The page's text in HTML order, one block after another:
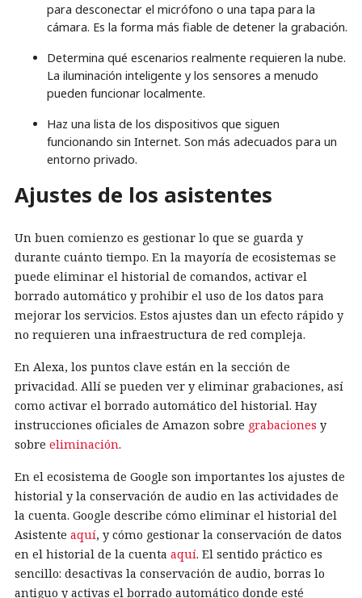
para desconectar el micrófono o una tapa para la
cámara. Es la forma más fiable de detener la grabación.
Determina qué escenarios realmente requieren la nube.
La iluminación inteligente y los sensores a menudo
pueden funcionar localmente.
Haz una lista de los dispositivos que siguen
funcionando sin Internet. Son más adecuados para un
entorno privado.
Ajustes de los asistentes
Un buen comienzo es gestionar lo que se guarda y
durante cuánto tiempo. En la mayoría de ecosistemas se
puede eliminar el historial de comandos, activar el
borrado automático y prohibir el uso de los datos para
mejorar los servicios. Estos ajustes dan un efecto rápido y
no requieren una infraestructura de red compleja.
En Alexa, los puntos clave están en la sección de
privacidad. Allí se pueden ver y eliminar grabaciones, así
como activar el borrado automático del historial. Hay
instrucciones oficiales de Amazon sobre grabaciones y
sobre eliminación.
En el ecosistema de Google son importantes los ajustes de
historial y la conservación de audio en las actividades de
la cuenta. Google describe cómo eliminar el historial del
Asistente aquí, y cómo gestionar la conservación de datos
en el historial de la cuenta aquí. El sentido práctico es
sencillo: desactivas la conservación de audio, borras lo
antiguo y activas el borrado automático donde esté